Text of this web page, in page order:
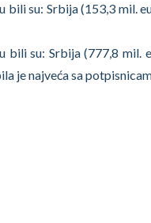
su: Srbija (153,3 mil.
su: Srbija (777,8 mil.
je najveća sa